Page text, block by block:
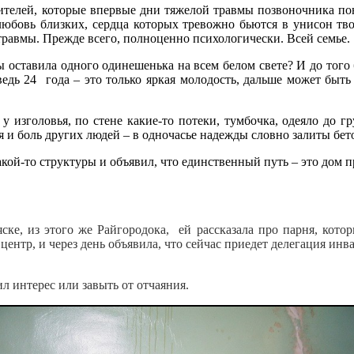
которые впервые дни тяжелой травмы
близких, сердца которых тревожно бьются в унисон
Прежде всего, полноценно психологически. Всей семье.
одного одинешенька на всем белом свете? И до
24 года – это только яркая молодость, дальше может быть
изголовья, по стене какие-то потеки, тумбочка, одеяло до
боль других людей – в одночасье надежды словно залиты
то структуры и объявил, что единственный путь – это дом
из этого же Райгородока, ей рассказала про парня,
и через день объявила, что сейчас приедет делегация
интерес или завыть от отчаяния.